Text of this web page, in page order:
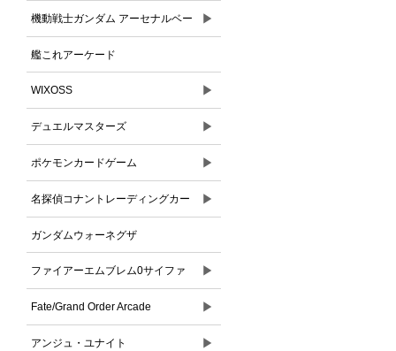
機動戦士ガンダム アーセナルベー
ス
▶
艦これアーケード
WIXOSS ▶
デュエルマスターズ ▶
ポケモンカードゲーム ▶
名探偵コナントレーディングカー
ドゲーム
▶
ガンダムウォーネグザ
ファイアーエムブレム0サイファ ▶
Fate/Grand Order Arcade ▶
アンジュ・ユナイト ▶